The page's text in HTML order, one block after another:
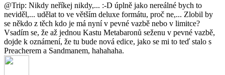
@Trip: Nikdy neříkej nikdy,... :-D úplně jako nereálné bych to
neviděl,... udělat to ve větším deluxe formátu, proč ne,... Zlobil by
se někdo z těch kdo je má nyní v pevné vazbě nebo v limitce?
Vsadím se, že až jednou Kastu Metabaronů seženu v pevné vazbě,
dojde k oznámení, že tu bude nová edice, jako se mi to teď stalo s
Preacherem a Sandmanem, hahahaha.